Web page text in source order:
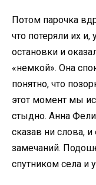
Потом парочка
что потеряли их
остановки и
«немкой». Она
понятно, что
этот момент мы
стыдно. Анна
сказав ни слова,
замечаний.
спутником села и